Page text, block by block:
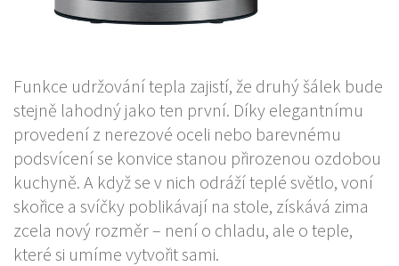
Funkce udržování tepla zajistí, že druhý šálek bude
stejně lahodný jako ten první. Díky elegantnímu
provedení z nerezové oceli nebo barevnému
podsvícení se konvice stanou přirozenou ozdobou
kuchyně. A když se v nich odráží teplé světlo, voní
skořice a svíčky poblikávají na stole, získává zima
zcela nový rozměr – není o chladu, ale o teple,
které si umíme vytvořit sami.